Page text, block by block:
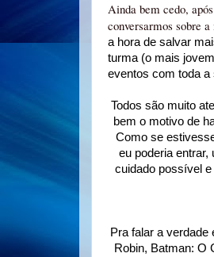
Ainda bem cedo,
conversarmos sobre
a hora de salvar
turma (o mais
eventos com toda a
Todos são muito
bem o motivo de
Como se
eu poderia
cuidado possível
Pra falar a
Robin, Batman: O